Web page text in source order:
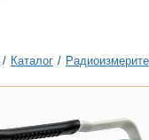
/ Каталог /